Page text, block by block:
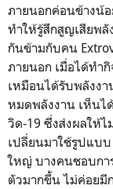
ภายนอกค่อนข้างน้
ทำให้รู้สึกสูญเสียพลั
กันข้ามกับคน
ภายนอก เมื่อได้ทำ
เหมือนได้รับพลังงา
หมดพลังงาน เห็นไ
วิด-19 ซึ่งส่งผลให้ไ
เปลี่ยนมาใช้รูปแบ
ใหญ่ บางคนชอบกา
ตัวมากขึ้น ไม่ค่อย